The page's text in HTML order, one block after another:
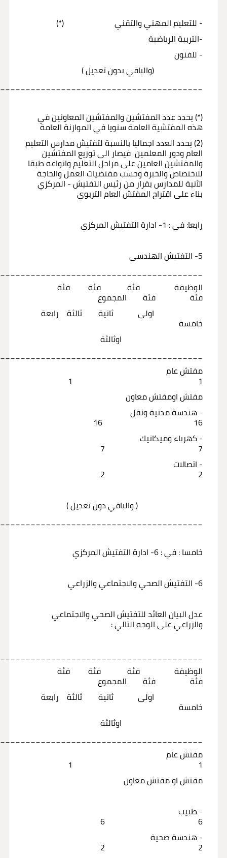
- للتعليم المهني والتقني (*)
-التربية الرياضية
- للفنون
(والباقي بدون تعديل )
(*) يحدد عدد المفتشين والمفتشين المعاونين في
هذه المفتشية العامة سنويا في الموازنة العامة
(2) يحدد العدد اجماليا بالنسبة لتفتيش مدارس التعليم
العام ودور المعلمين فيصار الى توزيع المفتشين
والمفتشين العامين على مراحل التعليم وانواعه طبقا
للاختصاص والخبرة وحسب مقتضيات العمل والحاجة
الآنية للمدارس بقرار من رئيس التفتيش - المركزي
بناء على اقتراح المفتش العام التربوي
رابعا: في : 1- ادارة التفتيش المركزي
5- التفتيش الهندسي
الوظيفة فئة فئة فئة
فئة فئة المجموع
اولى ثانية ثالثة رابعة
خامسة
اوثالثة
مفتش عام
1 1
مفتش اومفتش معاون
- هندسة مدنية ونقل
16 16
- كهرباء وميكانيك
7 7
- اتصالات
2 2
( والباقي دون تعديل )
خامسا : في : 6- ادارة التفتيش المركزي
6- التفتيش الصحي والاجتماعي والزراعي
عدل البيان العائد للتفتيش الصحي والاجتماعي
والزراعي على الوجه التالي :
الوظيفة فئة فئة فئة
فئة فئة المجموع
اولى ثانية ثالثة رابعة
خامسة
اوثالثة
مفتش عام
1 1
مفتش او مفتش معاون
- طبيب
6 6
- هندسة صحية
2 2